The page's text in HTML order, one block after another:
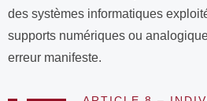
des systèmes informatiques
supports numériques ou
erreur manifeste.